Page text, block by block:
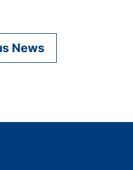
News